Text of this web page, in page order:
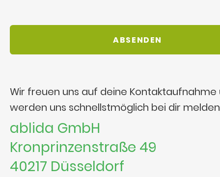
Wir freuen uns auf deine Kontaktaufnahme
werden uns schnellstmöglich bei dir
ablida GmbH
Kronprinzenstraße 49
40217 Düsseldorf